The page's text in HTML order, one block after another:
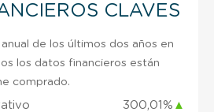
CLAVES
de los últimos dos años en
los datos financieros están
comprado.
300,01% ▲